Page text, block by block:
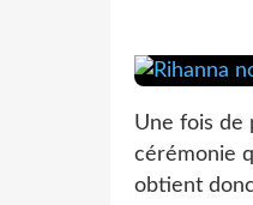
Une fois de
cérémonie
obtient